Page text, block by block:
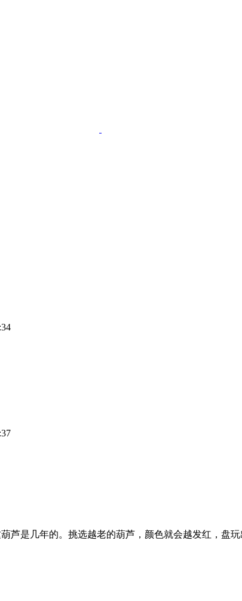
芦是几年的。挑选越老的葫芦，颜色就会越发红，盘